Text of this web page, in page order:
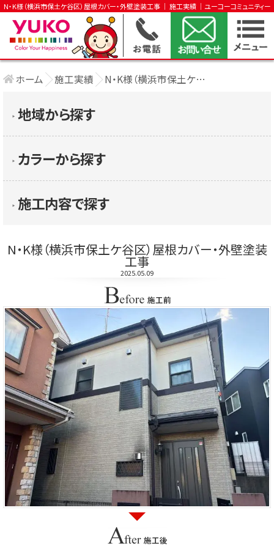
N・K様（横浜市保土ケ谷区）屋根カバー・外壁塗装工事 │ 施工実績 │ユーコーコミュニティー
ホーム 施工実績 N・K様（横浜市保土ケ谷区）屋根カバー・外 ....
▶︎ 施工内容で探す
▶︎ カラーから探す
▶︎ 地域から探す
N・K様（横浜市保土ケ谷区）屋根カバー・外壁塗装
工事
2025.05.09